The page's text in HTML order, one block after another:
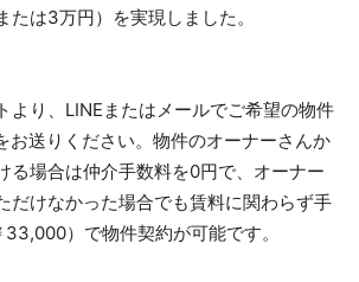
たは3万円）を実現しました。
より、LINEまたはメールでご希望の物件
お送りください。物件のオーナーさんか
る場合は仲介手数料を0円で、オーナー
だけなかった場合でも賃料に関わらず手
）で物件契約が可能です。